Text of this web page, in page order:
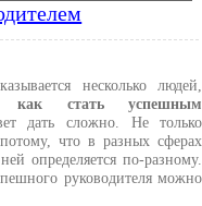
несколько людей,
как стать успешным
дать сложно. Не только
что в разных сферах
определяется по-разному.
руководителя можно